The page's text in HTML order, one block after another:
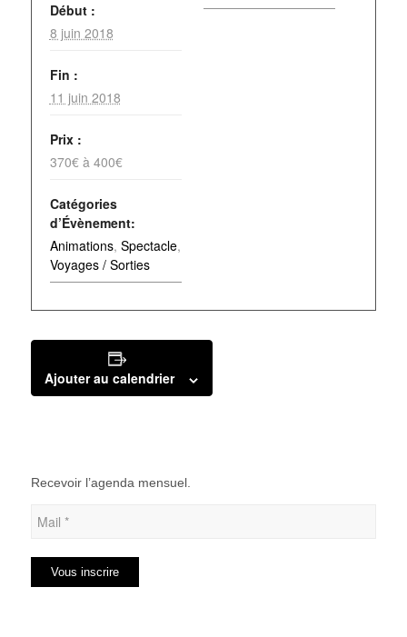
Début :
8 juin 2018
Fin :
11 juin 2018
Prix :
370€ à 400€
Catégories
d’Évènement:
Animations, Spectacle,
Voyages / Sorties
Ajouter au calendrier
Recevoir l’agenda mensuel.